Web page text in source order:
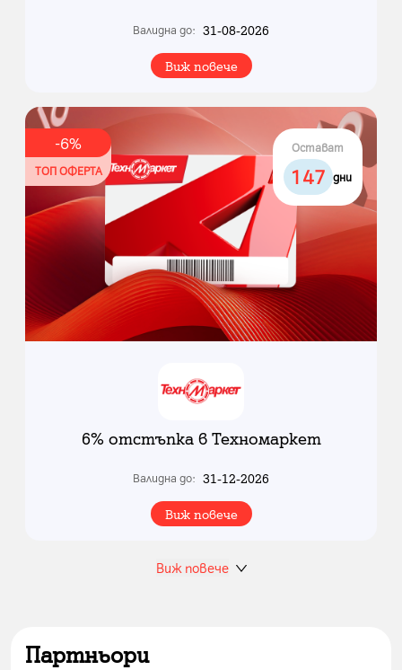
Валидна до: 31-08-2026
Виж повече
-6%
ТОП ОФЕРТА
Остават
147 дни
6% отстъпка в Техномаркет
Валидна до: 31-12-2026
Виж повече
Виж повече
Партньори